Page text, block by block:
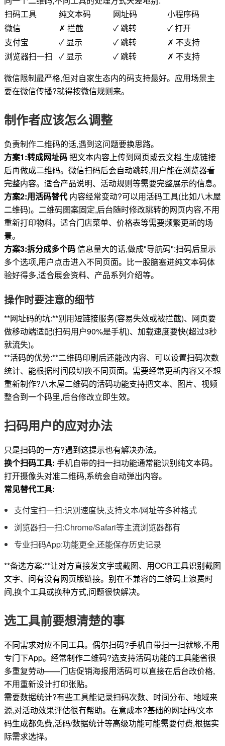
扫码工具
纯文本码 网址码
小程序码
微信
✗ 拦截 ✓ 跳转
✓ 打开
支付宝
✓ 显示 ✓ 跳转
✗ 不支持
浏览器扫一扫 ✓ 显示 ✓ 跳转
✗ 不支持
微信限制最严格,但对自家生态内的码支持最好。应用场景主
要在微信传播?就得按微信规则来。
制作者应该怎么调整
负责制作二维码的话,遇到这问题要换思路。
方案1:转成网址码把文本内容上传到网页或云文档,生成链接
后再做成二维码。微信扫码后会自动跳转,用户能在浏览器看
完整内容。适合产品说明、活动规则等需要完整展示的信息。
方案2:用活码替代内容经常变动?可以用活码工具(比如八木屋
二维码)。二维码图案固定,后台随时修改跳转的网页内容,不用
重新打印物料。适合门店菜单、价格表等需要频繁更新的场
景。
方案3:拆分成多个码信息量大的话,做成"导航码":扫码后显示
多个选项,用户点击进入不同页面。比一股脑塞进纯文本码体
验好得多,适合展会资料、产品系列介绍等。
操作时要注意的细节
**网址码的坑:**别用短链接服务(容易失效或被拦截)、网页要
做移动端适配(扫码用户90%是手机)、加载速度要快(超过3秒
就流失)。
**活码的优势:**二维码印刷后还能改内容、可以设置扫码次数
统计、能根据时间段切换不同页面。需要经常更新内容又不想
重新制作?八木屋二维码的活码功能支持把文本、图片、视频
整合到一个码里,后台修改立即生效。
扫码用户的应对办法
只是扫码的一方?遇到这提示也有解决办法。
换个扫码工具: 手机自带的扫一扫功能通常能识别纯文本码。
打开摄像头对准二维码,系统会自动弹出内容。
常见替代工具:
支付宝扫一扫:识别速度快,支持文本/网址等多种格式
浏览器扫一扫:Chrome/Safari等主流浏览器都有
专业扫码App:功能更全,还能保存历史记录
**备选方案:**让对方直接发文字或截图、用OCR工具识别截图
文字、问有没有网页版链接。别在不兼容的二维码上浪费时
间,换个工具或换种方式,问题很快解决。
选工具前要想清楚的事
不同需求对应不同工具。偶尔扫码?手机自带扫一扫就够,不用
专门下App。经常制作二维码?选支持活码功能的工具能省很
多重复劳动——门店促销海报用活码可以直接在后台改价格,
不用重新设计打印张贴。
需要数据统计?有些工具能记录扫码次数、时间分布、地域来
源,对活动效果评估很有帮助。在意成本?基础的网址码/文本
码生成都免费,活码/数据统计等高级功能可能需要付费,根据实
际需求选择。